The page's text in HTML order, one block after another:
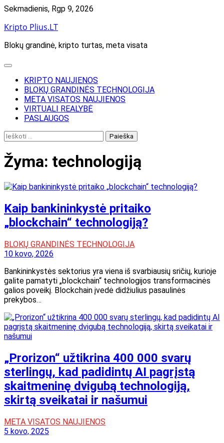
Skip
content
Sekmadienis, Rgp 9, 2026
Kripto Plius.LT
Blokų grandinė, kripto turtas, meta visata
KRIPTO NAUJIENOS
BLOKŲ GRANDINĖS TECHNOLOGIJA
META VISATOS NAUJIENOS
VIRTUALI REALYBĖ
PASLAUGOS
Ieškoti:
Žyma: technologiją
Kaip bankininkystė pritaiko
„blockchain“ technologiją?
BLOKŲ GRANDINĖS TECHNOLOGIJA
10 kovo, 2026
Bankininkystės sektorius yra viena iš svarbiausių sričių, kurioje
galite pamatyti „blockchain“ technologijos transformacinės
galios poveikį. Blockchain įvedė didžiulius pasaulinės
prekybos…
„Prorizon“ užtikrina 400 000 svarų
sterlingų, kad padidintų AI pagrįstą
skaitmeninę dvigubą technologiją,
skirtą sveikatai ir našumui
META VISATOS NAUJIENOS
5 kovo, 2025